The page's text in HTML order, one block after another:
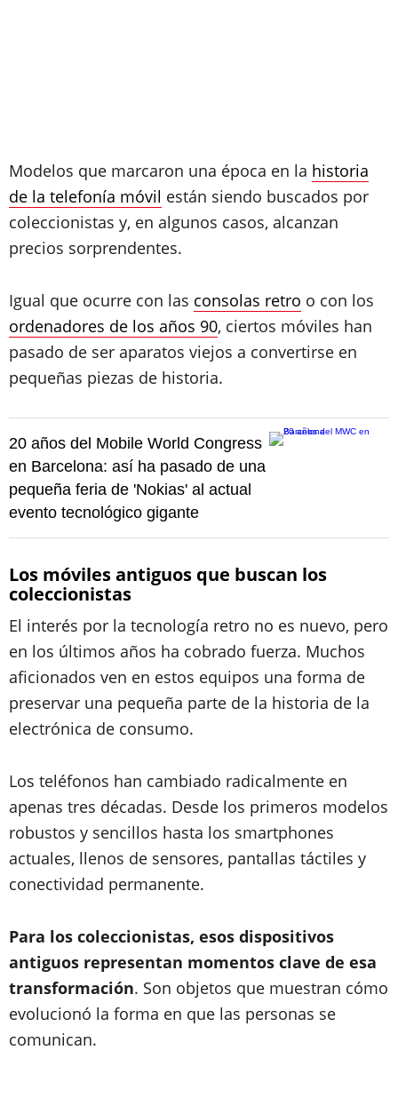
Modelos que marcaron una época en la historia
de la telefonía móvil están siendo buscados por
coleccionistas y, en algunos casos, alcanzan
precios sorprendentes.
Igual que ocurre con las consolas retro o con los
ordenadores de los años 90, ciertos móviles han
pasado de ser aparatos viejos a convertirse en
pequeñas piezas de historia.
20 años del Mobile World Congress
en Barcelona: así ha pasado de una
pequeña feria de 'Nokias' al actual
evento tecnológico gigante
Los móviles antiguos que buscan los
coleccionistas
El interés por la tecnología retro no es nuevo, pero
en los últimos años ha cobrado fuerza. Muchos
aficionados ven en estos equipos una forma de
preservar una pequeña parte de la historia de la
electrónica de consumo.
Los teléfonos han cambiado radicalmente en
apenas tres décadas. Desde los primeros modelos
robustos y sencillos hasta los smartphones
actuales, llenos de sensores, pantallas táctiles y
conectividad permanente.
Para los coleccionistas, esos dispositivos
antiguos representan momentos clave de esa
transformación. Son objetos que muestran cómo
evolucionó la forma en que las personas se
comunican.